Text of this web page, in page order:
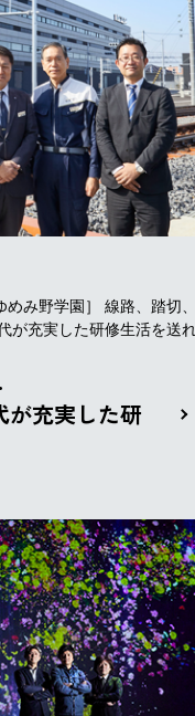
めみ野学園］ 線路、踏切
が充実した研修生活を送
が充実した研